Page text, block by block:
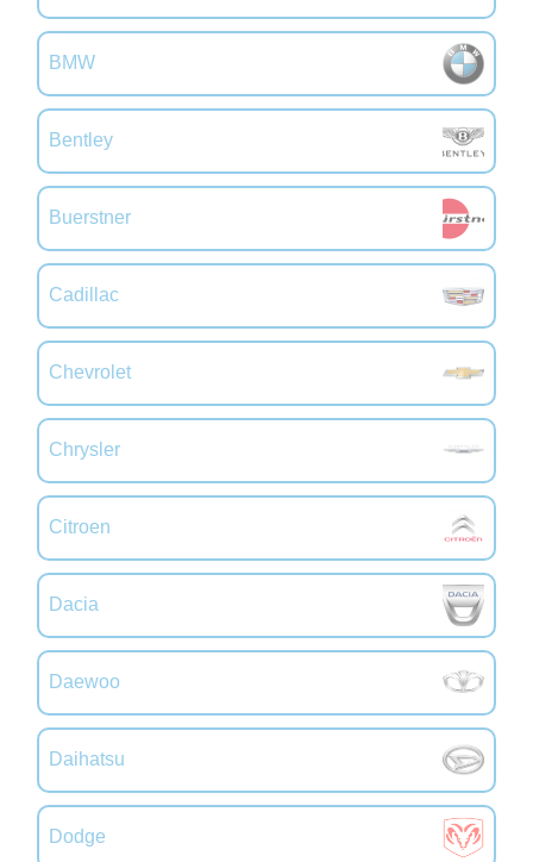
BMW
Bentley
Buerstner
Cadillac
Chevrolet
Chrysler
Citroen
Dacia
Daewoo
Daihatsu
Dodge